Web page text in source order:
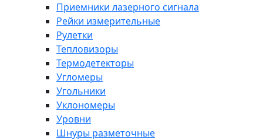
Приемники лазерного сигнала
Рейки измерительные
Рулетки
Тепловизоры
Термодетекторы
Угломеры
Угольники
Уклономеры
Уровни
Шнуры разметочные